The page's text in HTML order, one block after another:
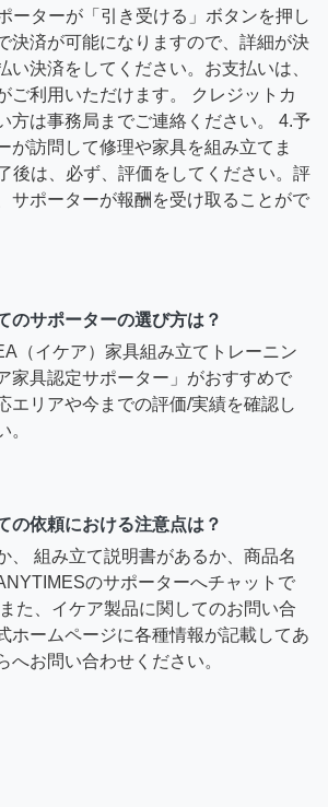
ーターが「引き受ける」ボタンを押し
決済が可能になりますので、詳細が決
い決済をしてください。お支払いは、
ご利用いただけます。 クレジットカ
方は事務局までご連絡ください。 4.予
が訪問して修理や家具を組み立てま
後は、必ず、評価をしてください。評
サポーターが報酬を受け取ることがで
のサポーターの選び方は？
（イケア）家具組み立てトレーニン
家具認定サポーター」がおすすめで
エリアや今までの評価/実績を確認し
。
の依頼における注意点は？
、 組み立て説明書があるか、商品名
のサポーターへチャットで
た、イケア製品に関してのお問い合
ホームページに各種情報が記載してあ
へお問い合わせください。